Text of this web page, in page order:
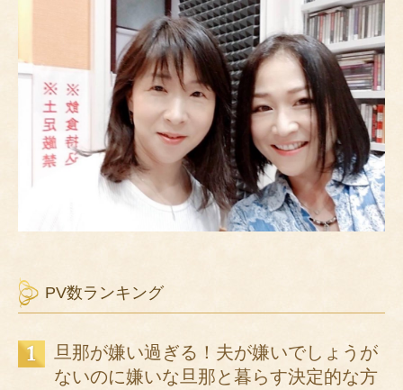
PV数ランキング
旦那が嫌い過ぎる！夫が嫌いでしょうが
ないのに嫌いな旦那と暮らす決定的な方